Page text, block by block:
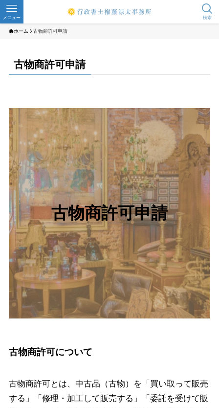
検索
メニュー
ホーム 古物商許可申請
古物商許可申請
古物商許可申請
古物商許可について
古物商許可とは、中古品（古物）を「買い取って販売
する」「修理・加工して販売する」「委託を受けて販